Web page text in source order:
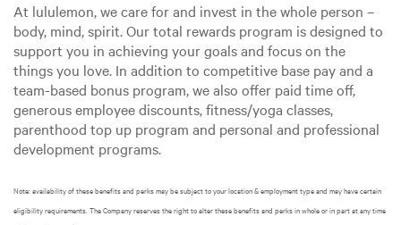
At lululemon, we care for and invest in the whole person –
body, mind, spirit. Our total rewards program is designed to
support you in achieving your goals and focus on the
things you love. In addition to competitive base pay and a
team-based bonus program, we also offer paid time off,
generous employee discounts, fitness/yoga classes,
parenthood top up program and personal and professional
development programs.
Note: availability of these benefits and perks may be subject to your location & employment type and may have certain
eligibility requirements. The Company reserves the right to alter these benefits and perks in whole or in part at any time